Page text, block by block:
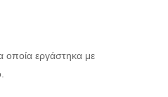
οποία εργάστηκα με